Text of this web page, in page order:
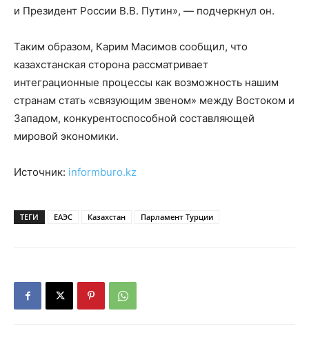
и Президент России В.В. Путин», — подчеркнул он.
Таким образом, Карим Масимов сообщил, что
казахстанская сторона рассматривает
интеграционные процессы как возможность нашим
странам стать «связующим звеном» между Востоком и
Западом, конкурентоспособной составляющей
мировой экономики.
Источник: informburo.kz
ТЕГИ ЕАЭС Казахстан Парламент Турции